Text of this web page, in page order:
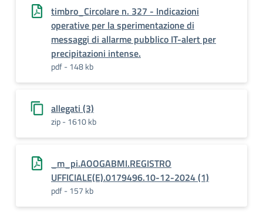
timbro_Circolare n. 327 - Indicazioni
operative per la sperimentazione di
messaggi di allarme pubblico IT-alert per
precipitazioni intense.
pdf - 148 kb
allegati (3)
zip - 1610 kb
_m_pi.AOOGABMI.REGISTRO
UFFICIALE(E).0179496.10-12-2024 (1)
pdf - 157 kb